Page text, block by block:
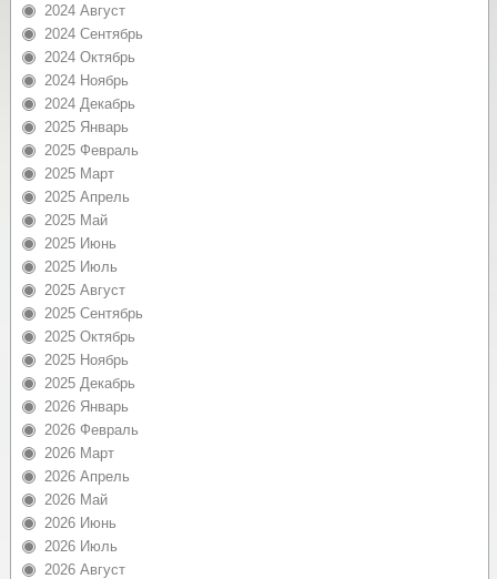
2024 Август
2024 Сентябрь
2024 Октябрь
2024 Ноябрь
2024 Декабрь
2025 Январь
2025 Февраль
2025 Март
2025 Апрель
2025 Май
2025 Июнь
2025 Июль
2025 Август
2025 Сентябрь
2025 Октябрь
2025 Ноябрь
2025 Декабрь
2026 Январь
2026 Февраль
2026 Март
2026 Апрель
2026 Май
2026 Июнь
2026 Июль
2026 Август